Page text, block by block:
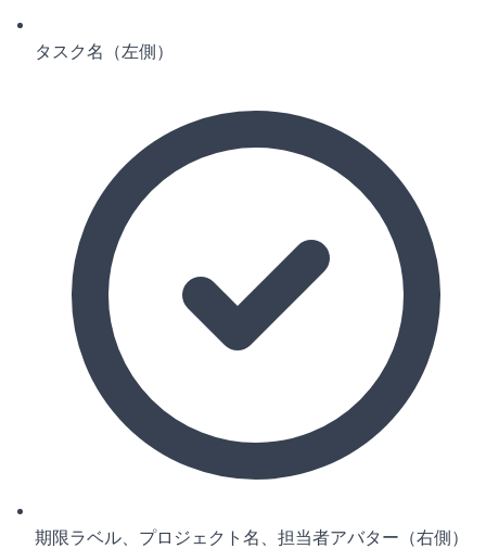
タスク名（左側）
期限ラベル、プロジェクト名、担当者アバター（右側）